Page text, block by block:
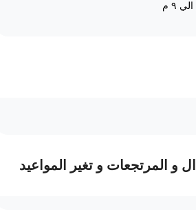
المرتجعات و تغير المواعيد